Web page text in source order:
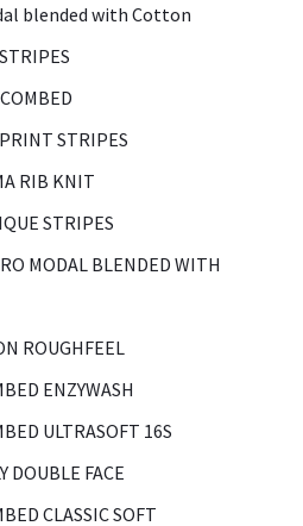
blended with Cotton
STRIPES
RIB KNIT
STRIPES
MODAL BLENDED WITH
ROUGHFEEL
ENZYWASH
ULTRASOFT 16S
DOUBLE FACE
CLASSIC SOFT